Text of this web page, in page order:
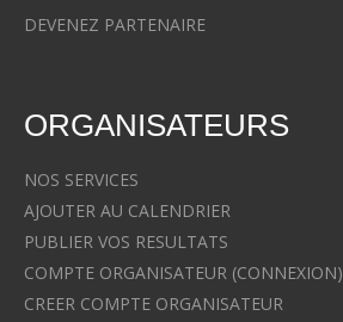
DEVENEZ PARTENAIRE
ORGANISATEURS
NOS SERVICES
AJOUTER AU CALENDRIER
PUBLIER VOS RESULTATS
COMPTE ORGANISATEUR (CONNEXION)
CREER COMPTE ORGANISATEUR